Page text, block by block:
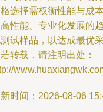
选择需权衡性能与成
性能、专业化发展的
试样品，以达成最优采
转载，请注明出处：
时间：2026-08-06